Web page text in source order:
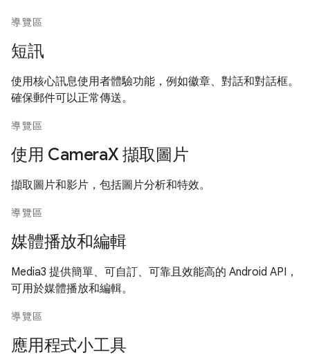
導覽區
短訊
使用核心訊息使用者體驗功能，例如徽章、對話和對話框。
確保郵件可以正常傳送。
導覽區
使用 CameraX 擷取圖片
擷取圖片和影片，包括圖片分析和特效。
導覽區
媒體播放和編輯
Media3 提供簡單、可自訂、可靠且效能高的 Android API，
可用於媒體播放和編輯。
導覽區
應用程式小工具